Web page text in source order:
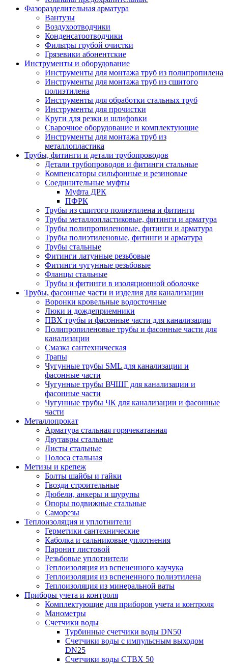
Фазоразделительная арматура
Вантузы
Воздухоотводчики
Конденсатоотводчики
Фильтры грубой очистки
Грязевики абонентские
Инструменты и оборудование
Инструменты для монтажа труб из полипропилена
Инструменты для монтажа труб из сшитого
полиэтилена
Инструменты для обработки стальных труб
Инструменты для прочистки
Круги для резки и шлифовки
Сварочное оборудование и комплектующие
Инструменты для монтажа труб из
металлопластика
Трубы, фитинги и детали трубопроводов
Детали трубопроводов и фитинги стальные
Компенсаторы сильфонные и резиновые
Соединительные муфты
Муфта ДРК
ПФРК
Трубы из сшитого полиэтилена и фитинги
Трубы металлопластиковые, фитинги и арматура
Трубы полипропиленовые, фитинги и арматура
Трубы полиэтиленовые, фитинги и арматура
Трубы стальные
Фитинги латунные резьбовые
Фитинги чугунные резьбовые
Фланцы стальные
Трубы и фитинги в изоляционной оболочке
Трубы, фасонные части и изделия для канализации
Воронки кровельные водосточные
Люки и дождеприемники
ПВХ трубы и фасонные части для канализации
Полипропиленовые трубы и фасонные части для
канализации
Смазка сантехническая
Трапы
Чугунные трубы SML для канализации и
фасонные части
Чугунные трубы ВЧШГ для канализации и
фасонные части
Чугунные трубы ЧК для канализации и фасонные
части
Металлопрокат
Арматура стальная горячекатанная
Двутавры стальные
Листы стальные
Полоса стальная
Метизы и крепеж
Болты шайбы и гайки
Гвозди строительные
Дюбели, анкеры и шурупы
Опоры подвижные стальные
Саморезы
Теплоизоляция и уплотнители
Герметики сантехнические
Каболка и сальниковые уплотнения
Паронит листовой
Резьбовые уплотнители
Теплоизоляция из вспененного каучука
Теплоизоляция из вспененного полиэтилена
Теплоизоляция из минеральной ваты
Приборы учета и контроля
Комплектующие для приборов учета и контроля
Манометры
Счетчики воды
Турбинные счетчики воды DN50
Счетчики воды с импульсным выходом
DN25
Счетчики воды СТВХ 50